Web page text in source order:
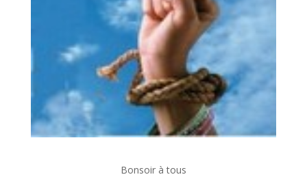
Bonsoir à tous